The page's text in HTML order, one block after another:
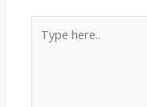
here..